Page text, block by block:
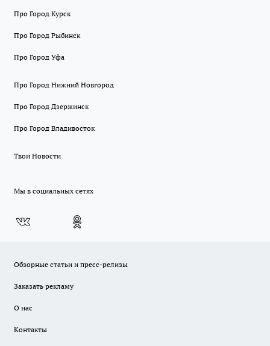
Про Город Курск
Про Город Рыбинск
Про Город Уфа
Про Город Нижний Новгород
Про Город Дзержинск
Про Город Владивосток
Твои Новости
Мы в социальных сетях
Обзорные статьи и пресс-релизы
Заказать рекламу
О нас
Контакты